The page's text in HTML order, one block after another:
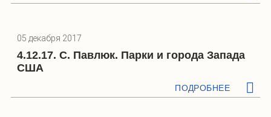
05 декабря 2017
4.12.17. С. Павлюк. Парки и города Запада
США
ПОДРОБНЕЕ